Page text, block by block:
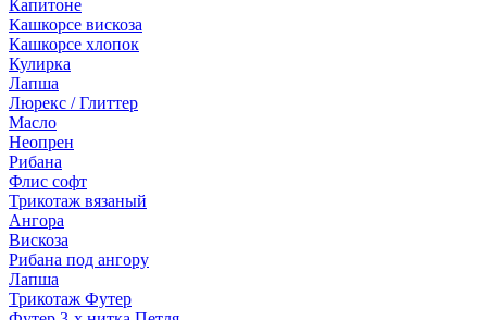
Капитоне
Кашкорсе вискоза
Кашкорсе хлопок
Кулирка
Лапша
Люрекс / Глиттер
Масло
Неопрен
Рибана
Флис софт
Трикотаж вязаный
Ангора
Вискоза
Рибана под ангору
Лапша
Трикотаж Футер